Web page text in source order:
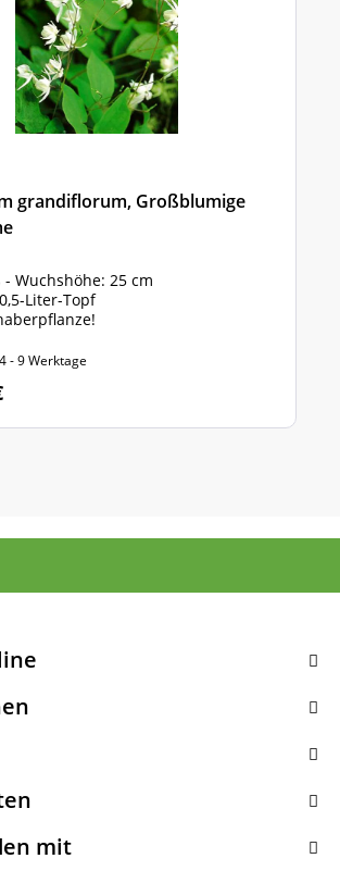
grandiflorum, Großblumige
Wuchshöhe: 25 cm
Liter-Topf
- 9 Werktage
mit